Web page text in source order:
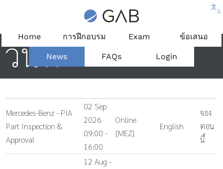
文
A
Home การฝึกอบรม Exam ข้อเสนอ
News FAQs Login
วันที่
Mercedes-Benz - PIA
Part Inspection &
Approval
02 Sep
2026
09:00 -
16:00
Online
[MEZ]
English
จอง
ตอน
นี้
12 Aug -